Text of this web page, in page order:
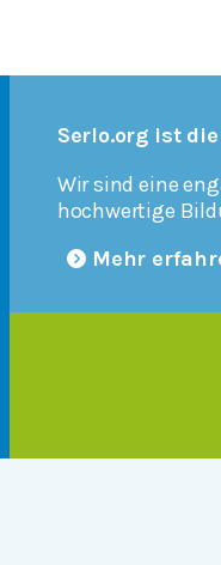
Serlo.org ist
Wir sind eine
hochwertige
Mehr